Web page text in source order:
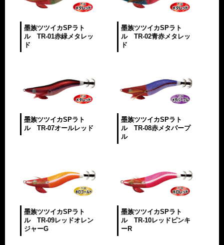
墨族ツツイカSPラト
ル TR-01赤緑メタレッ
ド
墨族ツツイカSPラト
ル TR-02青赤メタレッ
ド
墨族ツツイカSPラト
ル TR-07オールレッド
墨族ツツイカSPラト
ル TR-08赤メタパープ
ル
墨族ツツイカSPラト
ル TR-09レッドオレン
ジャーG
墨族ツツイカSPラト
ル TR-10レッドピンキ
ーR